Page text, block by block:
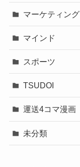
マーケティング
マインド
スポーツ
TSUDOI
運送4コマ漫画
未分類